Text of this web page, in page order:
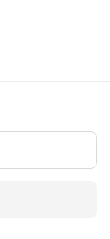
резьбы,
для
с